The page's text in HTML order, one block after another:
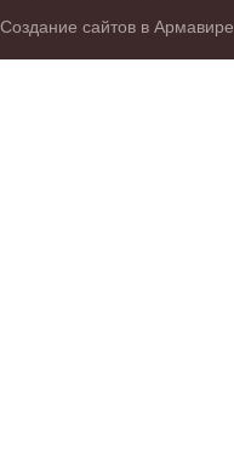
Создание сайтов в Армавире